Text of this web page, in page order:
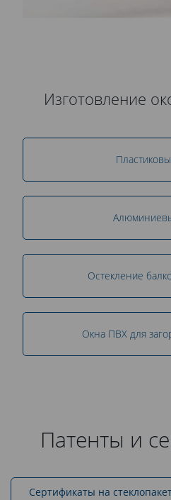
Изготовление
Остекление
Окна ПВХ для
Патенты и
Cертификаты на